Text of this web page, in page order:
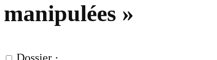
manipulées »